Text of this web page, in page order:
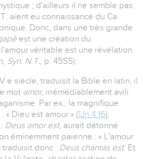
; d'ailleurs il ne semble pas
aient eu connaissance du Ca
Donc, dans une très grande
est une création du
véritable est une révélation
Syn. N.T., p. 45SS).
e siècle, traduisit la Bible en latin, il
mot amor, irrémédiablement avili
Par ex., la magnifique
« Dieu est amour » (1Jn 4:16),
Deus amor est, aurait détonné
éminemment païenne : « L'amour
traduisit donc : Deus chantas est. Et